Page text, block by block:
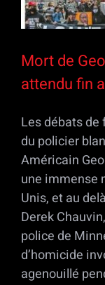
Mort de
attendu fin
Les débats
du policier
Américain
une immense
Unis, et au
Derek
police de
d’homicide
agenouillé